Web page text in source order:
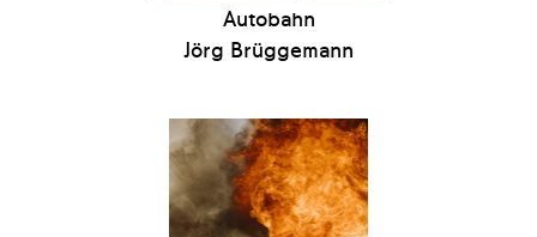
Autobahn
Jörg Brüggemann